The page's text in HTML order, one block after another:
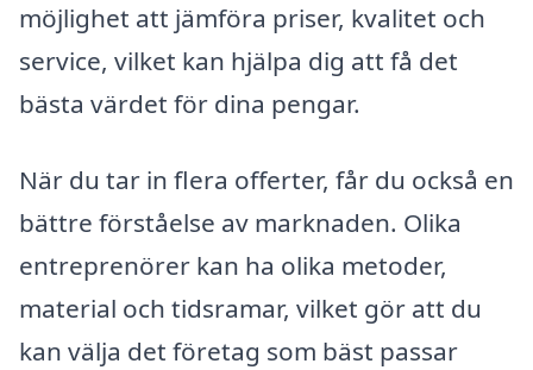
möjlighet att jämföra priser, kvalitet och
service, vilket kan hjälpa dig att få det
bästa värdet för dina pengar.
När du tar in flera offerter, får du också en
bättre förståelse av marknaden. Olika
entreprenörer kan ha olika metoder,
material och tidsramar, vilket gör att du
kan välja det företag som bäst passar